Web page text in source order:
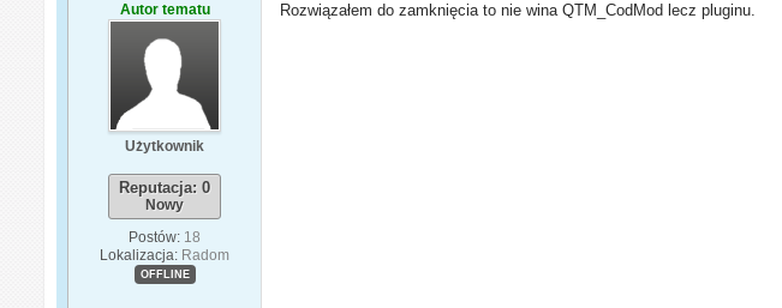
Autor tematu
Użytkownik
Reputacja: 0
Nowy
Postów: 18
Lokalizacja: Radom
OFFLINE
Rozwiązałem do zamknięcia to nie wina QTM_CodMod lecz pluginu.